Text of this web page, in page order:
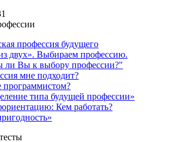
профессия будущего
двух». Выбираем профессию.
ли Вы к выбору профессии?"
мне подходит?
программистом?
типа будущей профессии»
Кем работать?